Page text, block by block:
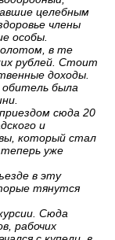
целебным
члены
особы.
в те
рублей. Стоит
доходы.
обитель была
сюда 20
и
который стал
уже
в эту
тянутся
Сюда
рабочих